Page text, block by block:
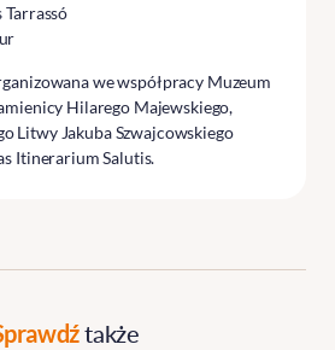
Tarrassó
we współpracy Muzeum
Hilarego Majewskiego,
Litwy Jakuba Szwajcowskiego
Itinerarium Salutis.
także